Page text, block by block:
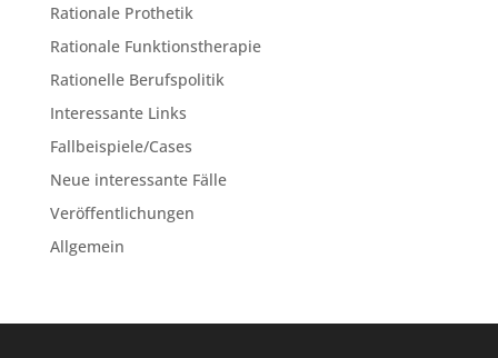
Rationale Prothetik
Rationale Funktionstherapie
Rationelle Berufspolitik
Interessante Links
Fallbeispiele/Cases
Neue interessante Fälle
Veröffentlichungen
Allgemein